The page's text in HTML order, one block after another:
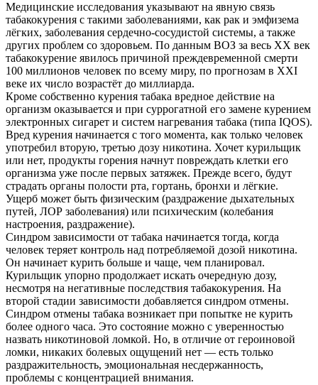
Медицинские исследования указывают на явную связь
табакокурения с такими заболеваниями, как рак и эмфизема
лёгких, заболевания сердечно-сосудистой системы, а также
других проблем со здоровьем. По данным ВОЗ за весь XX век
табакокурение явилось причиной преждевременной смерти
100 миллионов человек по всему миру, по прогнозам в XXI
веке их число возрастёт до миллиарда.
Кроме собственно курения табака вредное действие на
организм оказывается и при суррогатной его замене курением
электронных сигарет и систем нагревания табака (типа IQOS).
Вред курения начинается с того момента, как только человек
употребил вторую, третью дозу никотина. Хочет курильщик
или нет, продукты горения начнут повреждать клетки его
организма уже после первых затяжек. Прежде всего, будут
страдать органы полости рта, гортань, бронхи и лёгкие.
Ущерб может быть физическим (раздражение дыхательных
путей, ЛОР заболевания) или психическим (колебания
настроения, раздражение).
Синдром зависимости от табака начинается тогда, когда
человек теряет контроль над потребляемой дозой никотина.
Он начинает курить больше и чаще, чем планировал.
Курильщик упорно продолжает искать очередную дозу,
несмотря на негативные последствия табакокурения. На
второй стадии зависимости добавляется синдром отмены.
Синдром отмены табака возникает при попытке не курить
более одного часа. Это состояние можно с уверенностью
назвать никотиновой ломкой. Но, в отличие от героиновой
ломки, никаких болевых ощущений нет — есть только
раздражительность, эмоциональная несдержанность,
проблемы с концентрацией внимания.